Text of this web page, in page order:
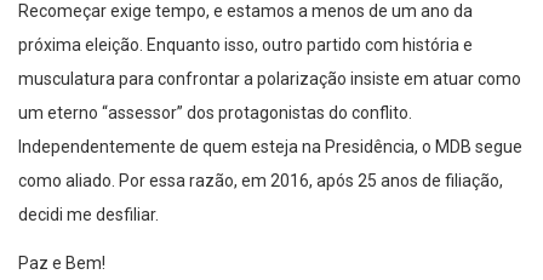
Recomeçar exige tempo, e estamos a menos de um ano da
próxima eleição. Enquanto isso, outro partido com história e
musculatura para confrontar a polarização insiste em atuar como
um eterno “assessor” dos protagonistas do conflito.
Independentemente de quem esteja na Presidência, o MDB segue
como aliado. Por essa razão, em 2016, após 25 anos de filiação,
decidi me desfiliar.
Paz e Bem!